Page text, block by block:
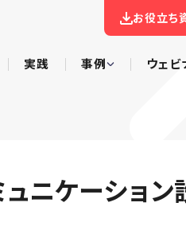
お役立ち
実践 事例 ウェ
ニケーション